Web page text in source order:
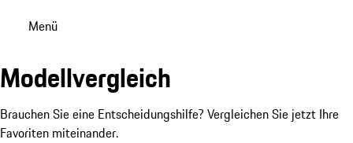
Menü
Modellvergleich
Brauchen Sie eine Entscheidungshilfe? Vergleichen Sie jetzt Ihre
Favoriten miteinander.